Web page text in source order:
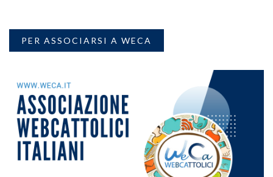
PER ASSOCIARSI A WECA